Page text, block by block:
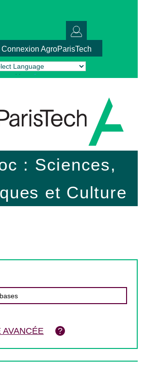
Connexion AgroParisTech
by Translate
: Sciences,
et Culture
AVANCÉE